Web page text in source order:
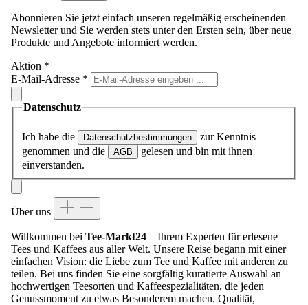
Abonnieren Sie jetzt einfach unseren regelmäßig erscheinenden
Newsletter und Sie werden stets unter den Ersten sein, über neue
Produkte und Angebote informiert werden.
Aktion *
E-Mail-Adresse *
Datenschutz
Ich habe die Datenschutzbestimmungen
zur Kenntnis
genommen und die
AGB
gelesen und bin mit ihnen
einverstanden.
Über uns
Willkommen bei Tee-Markt24 – Ihrem Experten für erlesene
Tees und Kaffees aus aller Welt. Unsere Reise begann mit einer
einfachen Vision: die Liebe zum Tee und Kaffee mit anderen zu
teilen. Bei uns finden Sie eine sorgfältig kuratierte Auswahl an
hochwertigen Teesorten und Kaffeespezialitäten, die jeden
Genussmoment zu etwas Besonderem machen. Qualität,